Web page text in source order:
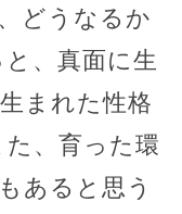
どうなるか
、真面に生
まれた性格
、育った環
あると思う